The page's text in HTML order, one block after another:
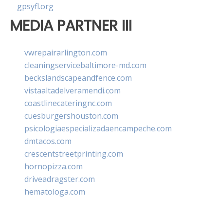
gpsyfl.org
MEDIA PARTNER III
vwrepairarlington.com
cleaningservicebaltimore-md.com
beckslandscapeandfence.com
vistaaltadelveramendi.com
coastlinecateringnc.com
cuesburgershouston.com
psicologiaespecializadaencampeche.com
dmtacos.com
crescentstreetprinting.com
hornopizza.com
driveadragster.com
hematologa.com